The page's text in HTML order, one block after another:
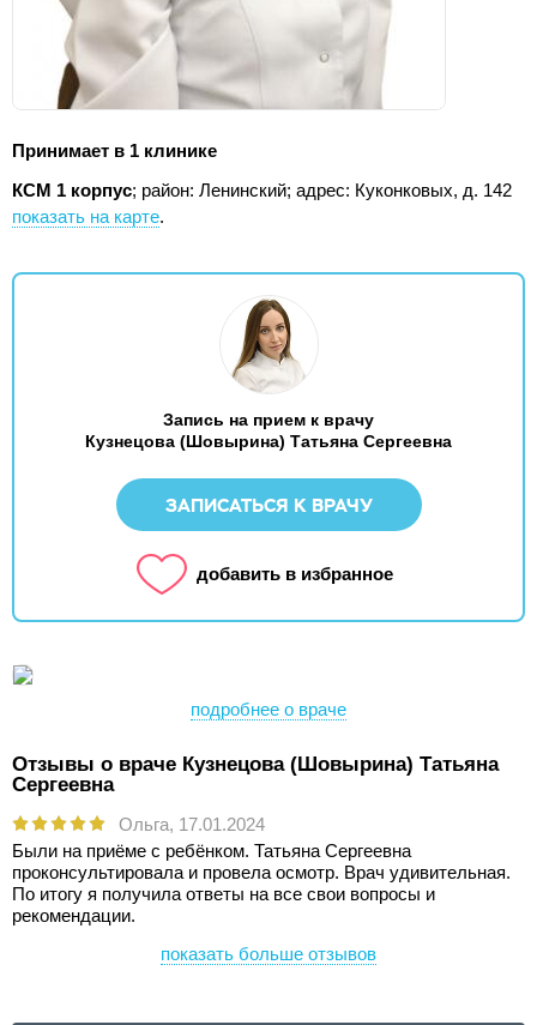
Принимает в 1 клинике
КСМ 1 корпус; район: Ленинский; адрес: Куконковых, д. 142
показать на карте.
Запись на прием к врачу
Кузнецова (Шовырина) Татьяна Сергеевна
ЗАПИСАТЬСЯ К ВРАЧУ
добавить в избранное
подробнее о враче
Отзывы о враче Кузнецова (Шовырина) Татьяна
Сергеевна
Ольга, 17.01.2024
Были на приёме с ребёнком. Татьяна Сергеевна
проконсультировала и провела осмотр. Врач удивительная.
По итогу я получила ответы на все свои вопросы и
рекомендации.
показать больше отзывов